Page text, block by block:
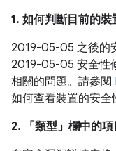
1. 如何判斷目前的
2019-05-05 之後的
2019-05-05 安全性
相關的問題。請參閱
如何查看裝置的安全
2. 「類型」 欄中的項